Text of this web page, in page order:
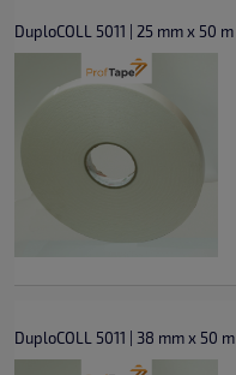
DuploCOLL 5011 | 25 mm x 50 m
DuploCOLL 5011 | 38 mm x 50 m